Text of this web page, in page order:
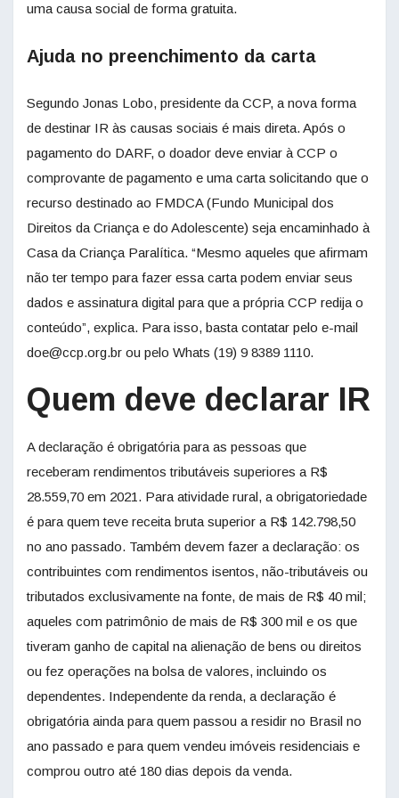
uma causa social de forma gratuita.
Ajuda no preenchimento da carta
Segundo Jonas Lobo, presidente da CCP, a nova forma
de destinar IR às causas sociais é mais direta. Após o
pagamento do DARF, o doador deve enviar à CCP o
comprovante de pagamento e uma carta solicitando que o
recurso destinado ao FMDCA (Fundo Municipal dos
Direitos da Criança e do Adolescente) seja encaminhado à
Casa da Criança Paralítica. “Mesmo aqueles que afirmam
não ter tempo para fazer essa carta podem enviar seus
dados e assinatura digital para que a própria CCP redija o
conteúdo”, explica. Para isso, basta contatar pelo e-mail
doe@ccp.org.br ou pelo Whats (19) 9 8389 1110.
Quem deve declarar IR
A declaração é obrigatória para as pessoas que
receberam rendimentos tributáveis superiores a R$
28.559,70 em 2021. Para atividade rural, a obrigatoriedade
é para quem teve receita bruta superior a R$ 142.798,50
no ano passado. Também devem fazer a declaração: os
contribuintes com rendimentos isentos, não-tributáveis ou
tributados exclusivamente na fonte, de mais de R$ 40 mil;
aqueles com patrimônio de mais de R$ 300 mil e os que
tiveram ganho de capital na alienação de bens ou direitos
ou fez operações na bolsa de valores, incluindo os
dependentes. Independente da renda, a declaração é
obrigatória ainda para quem passou a residir no Brasil no
ano passado e para quem vendeu imóveis residenciais e
comprou outro até 180 dias depois da venda.